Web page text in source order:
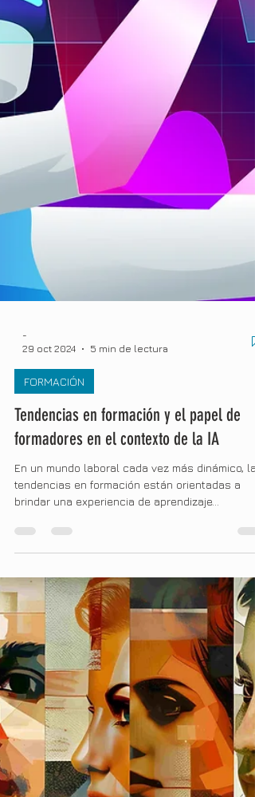
-
29 oct 2024
5 min de lectura
FORMACIÓN
Tendencias en formación y el papel de
formadores en el contexto de la IA
En un mundo laboral cada vez más dinámico,
brindar una experiencia de aprendizaje...